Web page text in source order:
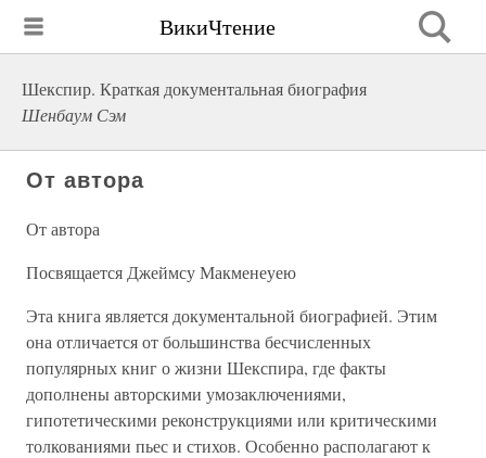
ВикиЧтение
Шекспир. Краткая документальная биография
Шенбаум Сэм
От автора
От автора
Посвящается Джеймсу Макменеуею
Эта книга является документальной биографией. Этим
она отличается от большинства бесчисленных
популярных книг о жизни Шекспира, где факты
дополнены авторскими умозаключениями,
гипотетическими реконструкциями или критическими
толкованиями пьес и стихов. Особенно располагают к